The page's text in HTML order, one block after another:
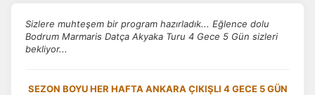
Sizlere muhteşem bir program hazırladık... Eğlence dolu
Bodrum Marmaris Datça Akyaka Turu 4 Gece 5 Gün sizleri
bekliyor...
SEZON BOYU HER HAFTA ANKARA ÇIKIŞLI 4 GECE 5 GÜN